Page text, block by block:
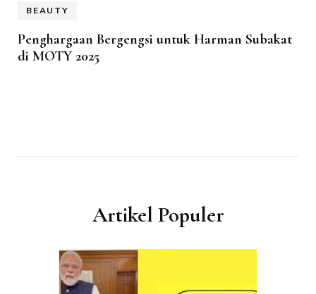
BEAUTY
Penghargaan Bergengsi untuk Harman Subakat
di MOTY 2025
Artikel Populer